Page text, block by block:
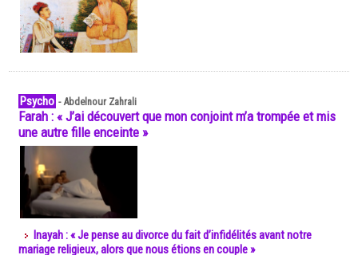
Psycho -Abdelnour Zahrali
Farah : « J’ai découvert que mon conjoint m’a trompée et mis
une autre fille enceinte »
Inayah : « Je pense au divorce du fait d’infidélités avant notre
mariage religieux, alors que nous étions en couple »